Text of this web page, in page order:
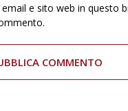
e sito web in questo